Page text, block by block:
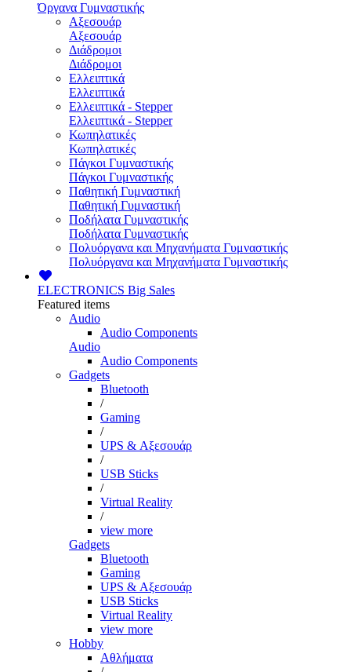
Όργανα Γυμναστικής
Αξεσουάρ
Αξεσουάρ
Διάδρομοι
Διάδρομοι
Ελλειπτικά
Ελλειπτικά
Ελλειπτικά - Stepper
Ελλειπτικά - Stepper
Κωπηλατικές
Κωπηλατικές
Πάγκοι Γυμναστικής
Πάγκοι Γυμναστικής
Παθητική Γυμναστική
Παθητική Γυμναστική
Ποδήλατα Γυμναστικής
Ποδήλατα Γυμναστικής
Πολυόργανα και Μηχανήματα Γυμναστικής
Πολυόργανα και Μηχανήματα Γυμναστικής
ELECTRONICS Big Sales
Featured items
Audio
Audio Components
Audio
Audio Components
Gadgets
Bluetooth
/
Gaming
/
UPS & Αξεσουάρ
/
USB Sticks
/
Virtual Reality
/
view more
Gadgets
Bluetooth
Gaming
UPS & Αξεσουάρ
USB Sticks
Virtual Reality
view more
Hobby
Αθλήματα